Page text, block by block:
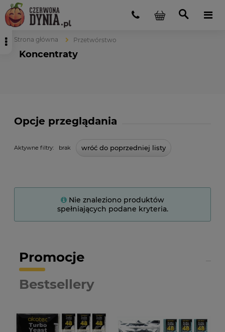
Strona główna Przetwórstwo
Koncentraty
Opcje przeglądania
Aktywne filtry: brak wróć do poprzedniej listy
Nie znaleziono produktów
spełniających podane kryteria.
Promocje
Bestsellery